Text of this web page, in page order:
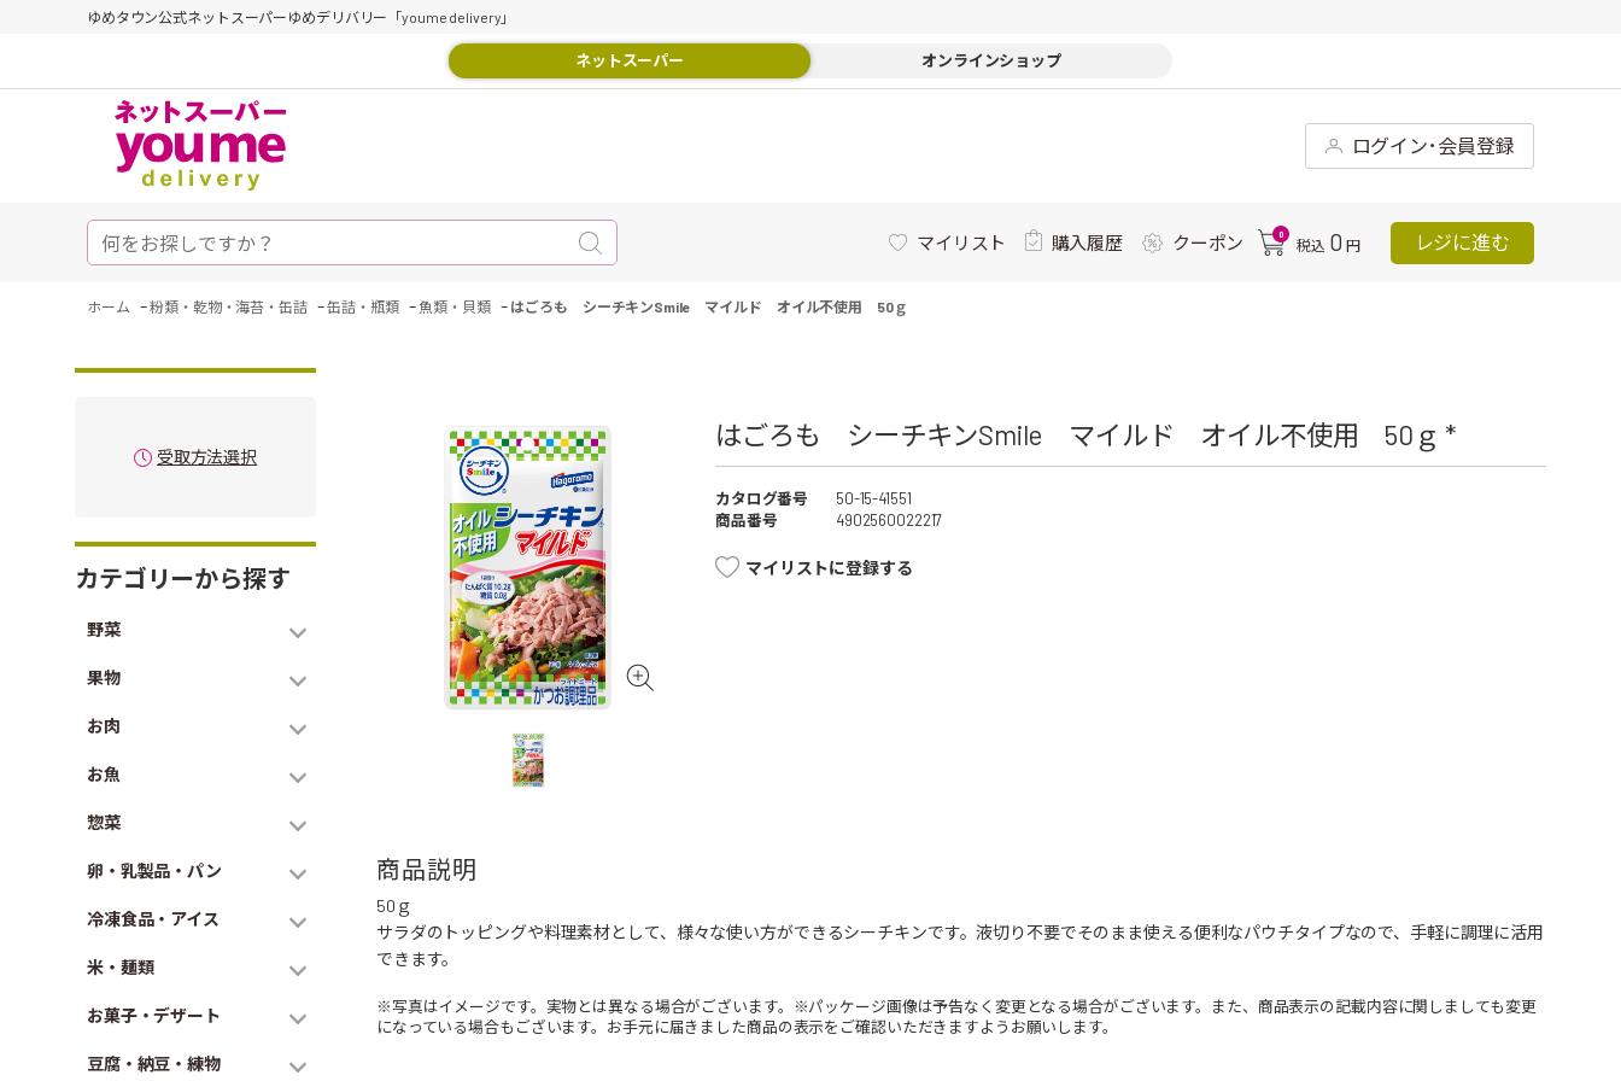
ゆめタウン公式ネットスーパーゆめデリバリー「youme delivery」
ネットスーパー オンラインショップ
ログイン･会員登録
マイリスト 購入履歴 クーポン 0
税込 0 円 レジに進む
ホーム -粉類・乾物・海苔・缶詰 -缶詰・瓶類 -魚類・貝類 - はごろも シーチキンSmile マイルド オイル不使用 50ｇ
受取方法選択
カテゴリーから探す
野菜
果物
お肉
お魚
惣菜
卵・乳製品・パン
冷凍食品・アイス
米・麺類
お菓子・デザート
豆腐・納豆・練物
はごろも シーチキンSmile マイルド オイル不使用 50ｇ *
カタログ番号
50-15-41551
商品番号
4902560022217
マイリストに登録する
商品説明
50ｇ
サラダのトッピングや料理素材として、様々な使い方ができるシーチキンです。液切り不要でそのまま使える便利なパウチタイプなので、手軽に調理に活用
できます。
※写真はイメージです。実物とは異なる場合がございます。※パッケージ画像は予告なく変更となる場合がございます。また、商品表示の記載内容に関しましても変更
になっている場合もございます。お手元に届きました商品の表示をご確認いただきますようお願いします。